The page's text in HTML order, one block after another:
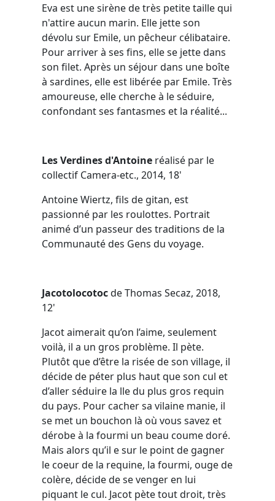
Eva est une sirène de très petite taille qui
n'attire aucun marin. Elle jette son
dévolu sur Emile, un pêcheur célibataire.
Pour arriver à ses fins, elle se jette dans
son filet. Après un séjour dans une boîte
à sardines, elle est libérée par Emile. Très
amoureuse, elle cherche à le séduire,
confondant ses fantasmes et la réalité...
Les Verdines d'Antoine réalisé par le
collectif Camera-etc., 2014, 18'
Antoine Wiertz, fils de gitan, est
passionné par les roulottes. Portrait
animé d’un passeur des traditions de la
Communauté des Gens du voyage.
Jacotolocotocde Thomas Secaz, 2018,
12'
Jacot aimerait qu’on l’aime, seulement
voilà, il a un gros problème. Il pète.
Plutôt que d’être la risée de son village, il
décide de péter plus haut que son cul et
d’aller séduire la lle du plus gros requin
du pays. Pour cacher sa vilaine manie, il
se met un bouchon là où vous savez et
dérobe à la fourmi un beau coume doré.
Mais alors qu’il e sur le point de gagner
le coeur de la requine, la fourmi, ouge de
colère, décide de se venger en lui
piquant le cul. Jacot pète tout droit, très